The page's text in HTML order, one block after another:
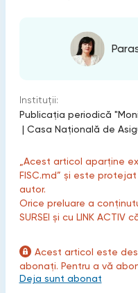
Instituții:
Publicaţia periodică
| Casa Națională de
„Acest articol aparține
FISC.md” și este
autor.
Orice preluare a
SURSEI și cu LINK ACTIV
Acest articol este
abonați. Pentru a vă
Deja sunt abonat